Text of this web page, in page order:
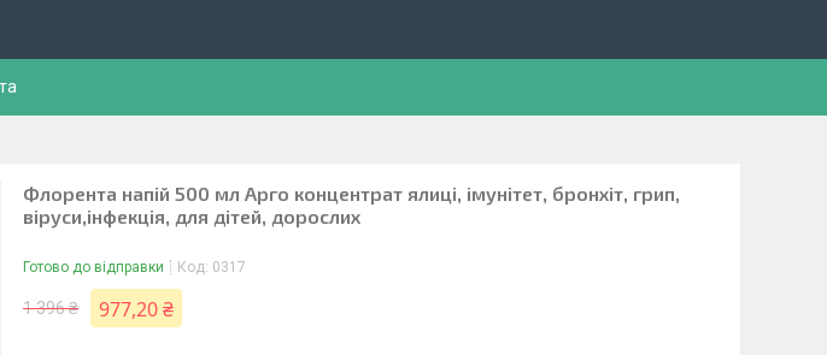
Флорента напій 500 мл Арго концентрат ялиці, імунітет, бронхіт, грип,
віруси,інфекція, для дітей, дорослих
Готово до відправки Код: 0317
1 396 ₴ 977,20 ₴